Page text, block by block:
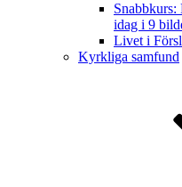
idag i 9
Livet i
Kyrkliga samfund